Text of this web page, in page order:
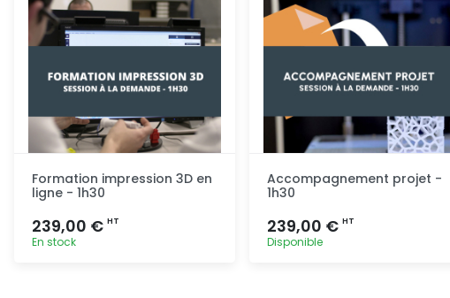
Formation impression 3D en
ligne - 1h30
239,00 € HT
En stock
Accompagnement projet -
1h30
239,00 € HT
Disponible